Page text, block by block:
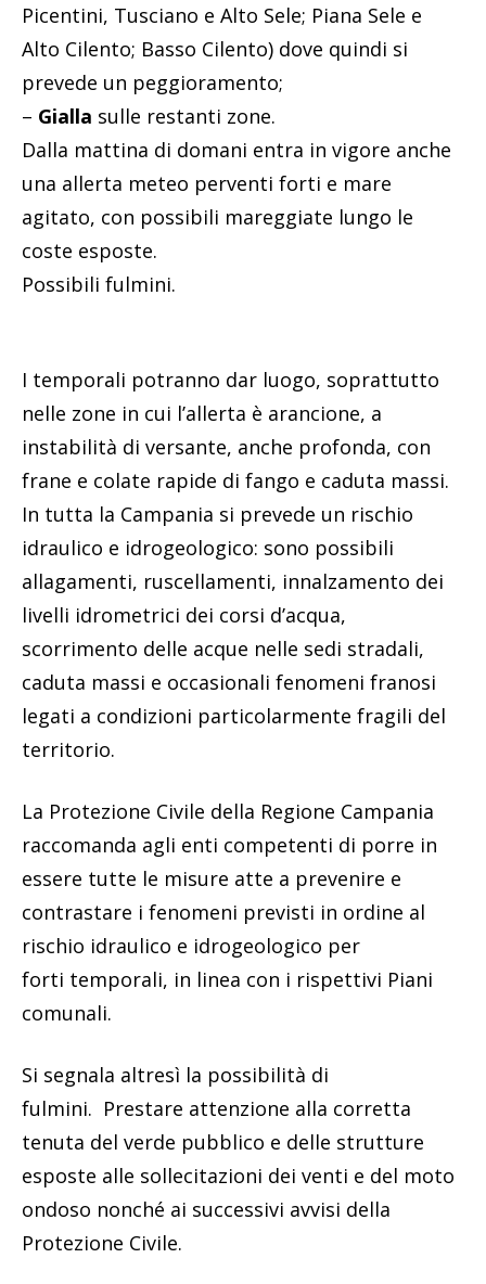
Picentini, Tusciano e Alto Sele; Piana Sele e
Alto Cilento; Basso Cilento) dove quindi si
prevede un peggioramento;
– Gialla sulle restanti zone.
Dalla mattina di domani entra in vigore anche
una allerta meteo perventi forti e mare
agitato, con possibili mareggiate lungo le
coste esposte.
Possibili fulmini.
I temporali potranno dar luogo, soprattutto
nelle zone in cui l’allerta è arancione, a
instabilità di versante, anche profonda, con
frane e colate rapide di fango e caduta massi.
In tutta la Campania si prevede un rischio
idraulico e idrogeologico: sono possibili
allagamenti, ruscellamenti, innalzamento dei
livelli idrometrici dei corsi d’acqua,
scorrimento delle acque nelle sedi stradali,
caduta massi e occasionali fenomeni franosi
legati a condizioni particolarmente fragili del
territorio.
La Protezione Civile della Regione Campania
raccomanda agli enti competenti di porre in
essere tutte le misure atte a prevenire e
contrastare i fenomeni previsti in ordine al
rischio idraulico e idrogeologico per
forti temporali, in linea con i rispettivi Piani
comunali.
Si segnala altresì la possibilità di
fulmini. Prestare attenzione alla corretta
tenuta del verde pubblico e delle strutture
esposte alle sollecitazioni dei venti e del moto
ondoso nonché ai successivi avvisi della
Protezione Civile.